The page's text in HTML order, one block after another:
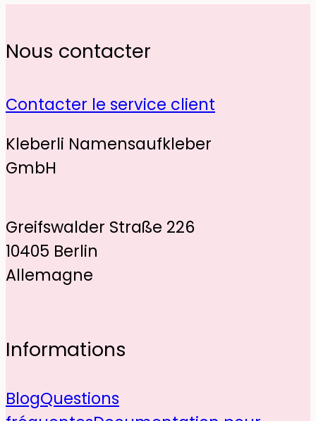
Nous contacter
Contacter le service client
Kleberli Namensaufkleber
GmbH
Greifswalder Straße 226
10405 Berlin
Allemagne
Informations
BlogQuestions